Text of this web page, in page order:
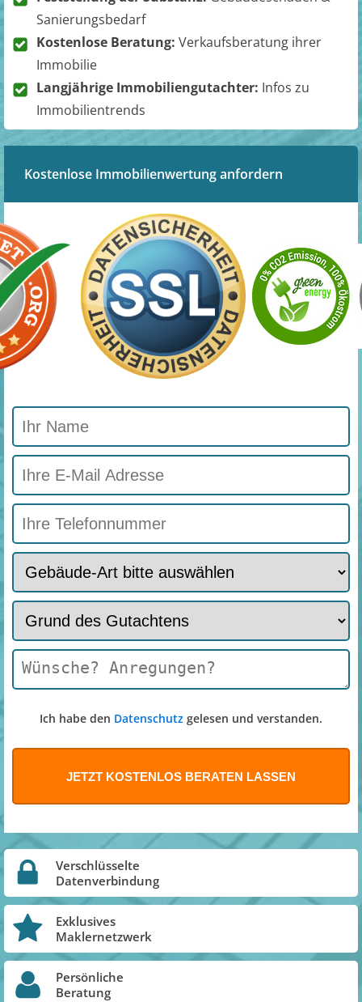
Sanierungsbedarf
Kostenlose Beratung: Verkaufsberatung ihrer
Immobilie
Langjährige Immobiliengutachter: Infos zu
Immobilientrends
Kostenlose Immobilienwertung anfordern
Ich habe den Datenschutz gelesen und verstanden.
Verschlüsselte
Datenverbindung
Exklusives
Maklernetzwerk
Persönliche
Beratung